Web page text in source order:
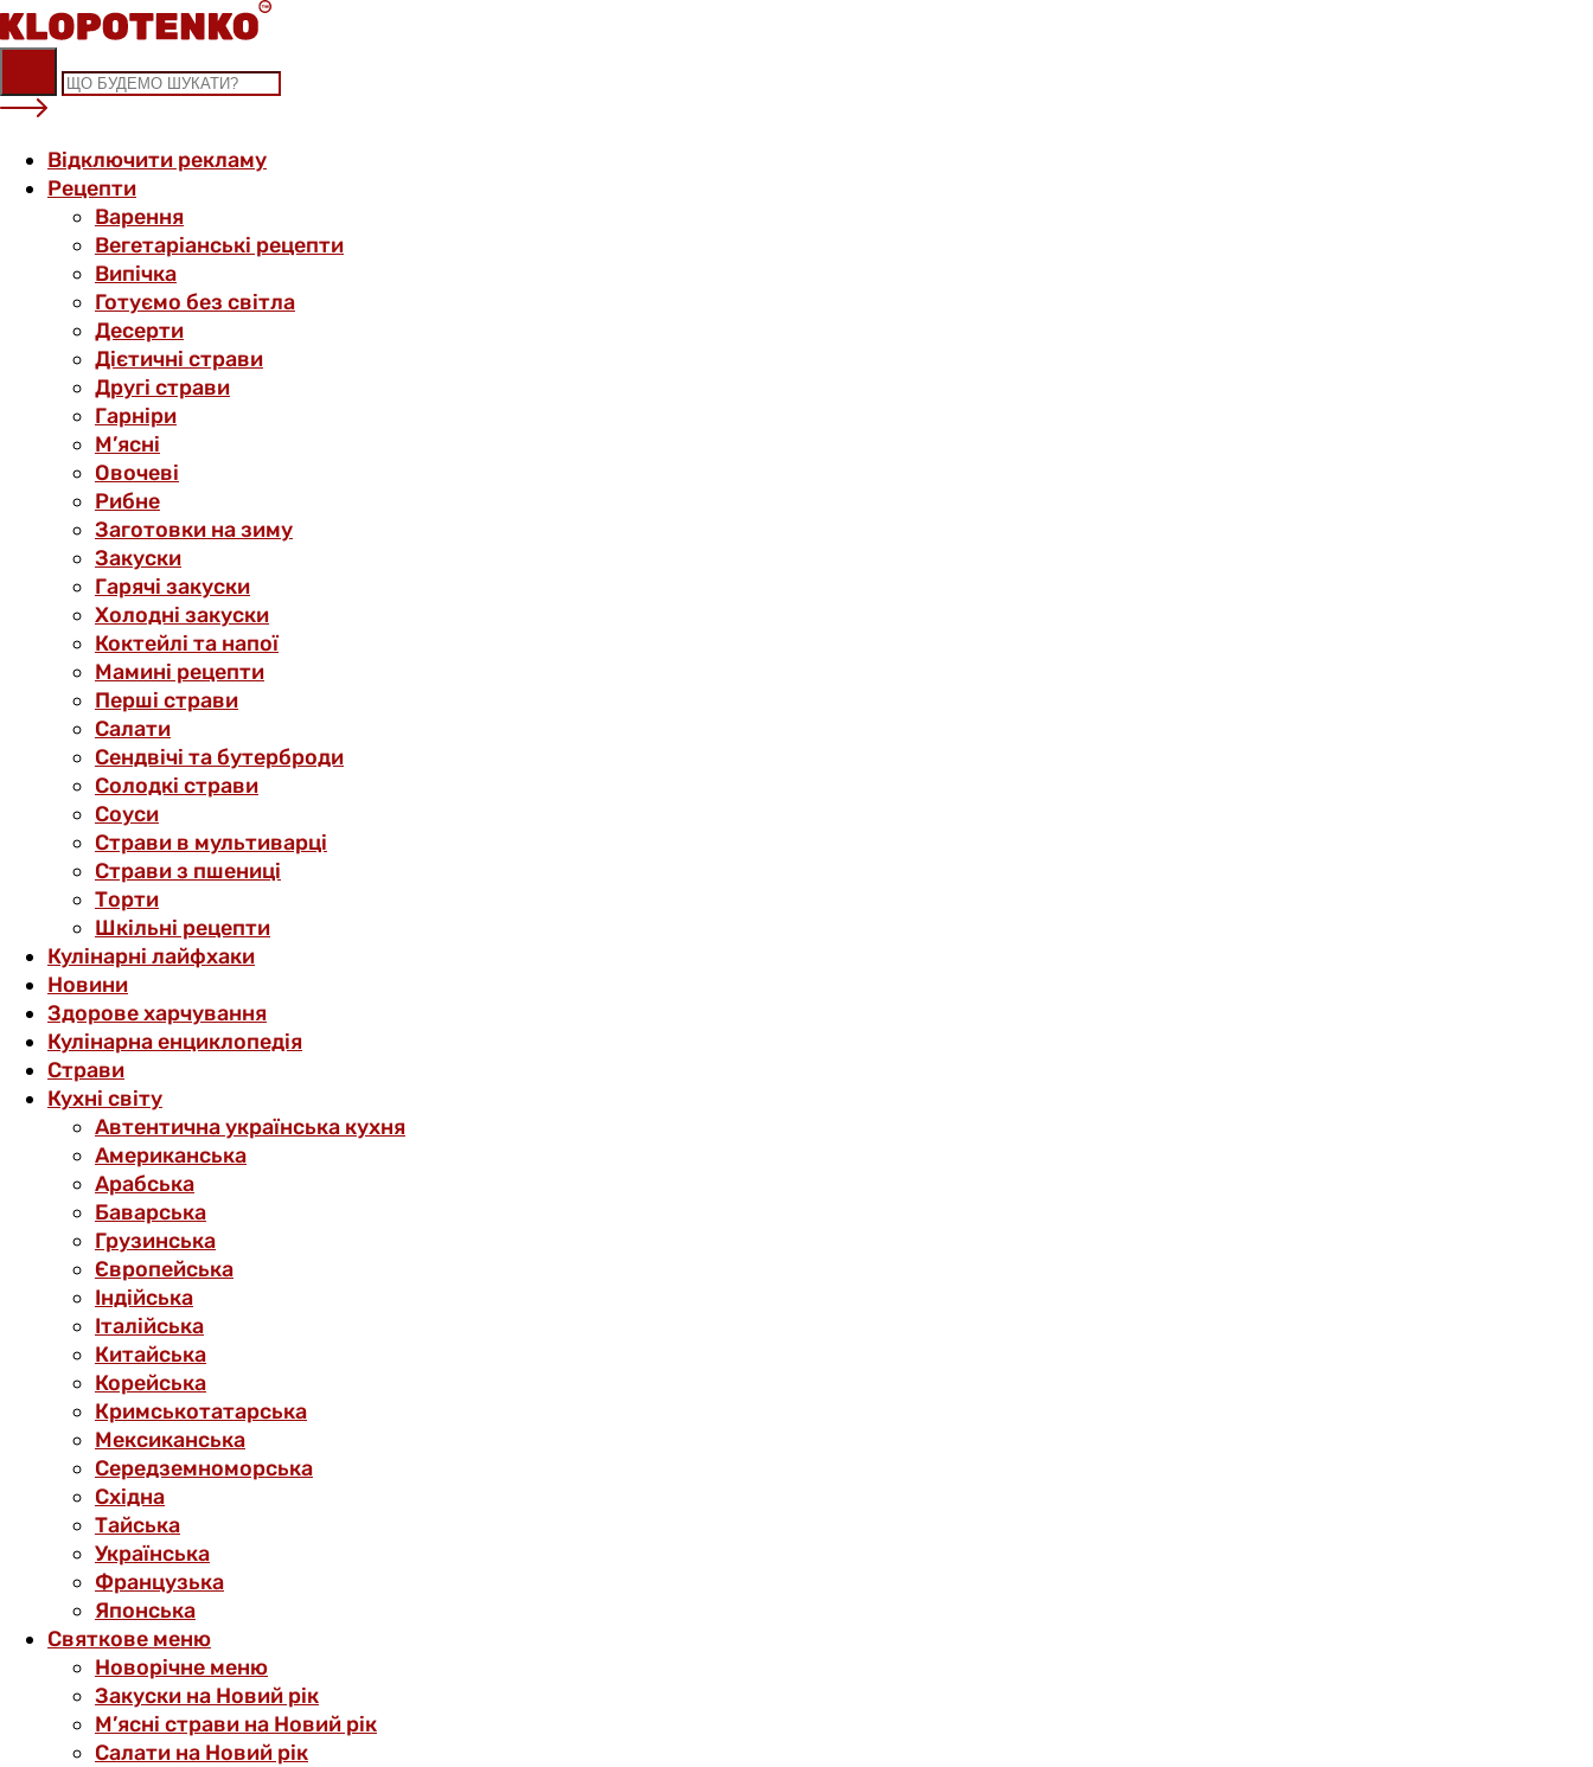
Skip
to
content
Відключити рекламу
Рецепти
Варення
Вегетаріанські рецепти
Випічка
Готуємо без світла
Десерти
Дієтичні страви
Другі страви
Гарніри
М’ясні
Овочеві
Рибне
Заготовки на зиму
Закуски
Гарячі закуски
Холодні закуски
Коктейлі та напої
Мамині рецепти
Перші страви
Салати
Сендвічі та бутерброди
Солодкі страви
Соуси
Страви в мультиварці
Страви з пшениці
Торти
Шкільні рецепти
Кулінарні лайфхаки
Новини
Здорове харчування
Кулінарна енциклопедія
Страви
Кухні світу
Автентична українська кухня
Американська
Арабська
Баварська
Грузинська
Європейська
Індійська
Італійська
Китайська
Корейська
Кримськотатарська
Мексиканська
Середземноморська
Східна
Тайська
Українська
Французька
Японська
Святкове меню
Новорічне меню
Закуски на Новий рік
М’ясні страви на Новий рік
Салати на Новий рік